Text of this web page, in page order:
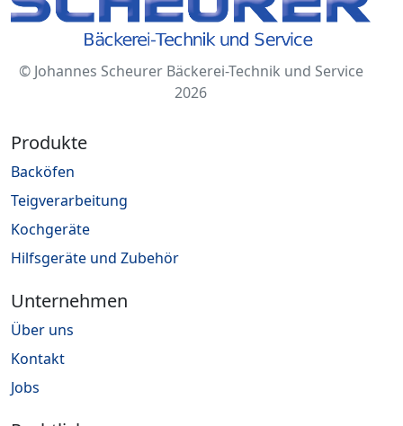
© Johannes Scheurer Bäckerei-Technik und Service
2026
Produkte
Backöfen
Teigverarbeitung
Kochgeräte
Hilfsgeräte und Zubehör
Unternehmen
Über uns
Kontakt
Jobs